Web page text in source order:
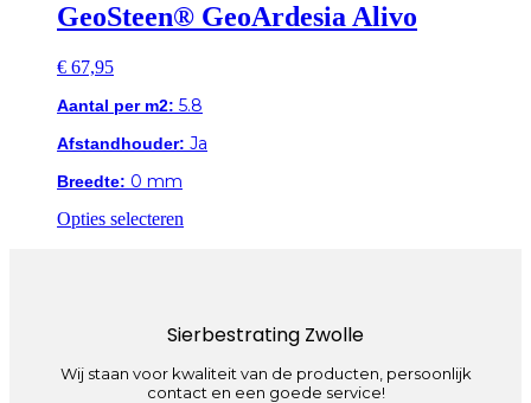
GeoSteen® GeoArdesia Alivo
€ 67,95
Aantal per m2: 5.8
Afstandhouder: Ja
Breedte: 0 mm
Opties selecteren
Deze
optie
kan
gekozen
Sierbestrating Zwolle
Wij staan voor kwaliteit van de producten, persoonlijk
contact en een goede service!